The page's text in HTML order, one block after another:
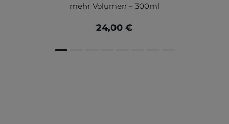
mehr Volumen – 300ml
24,00 €